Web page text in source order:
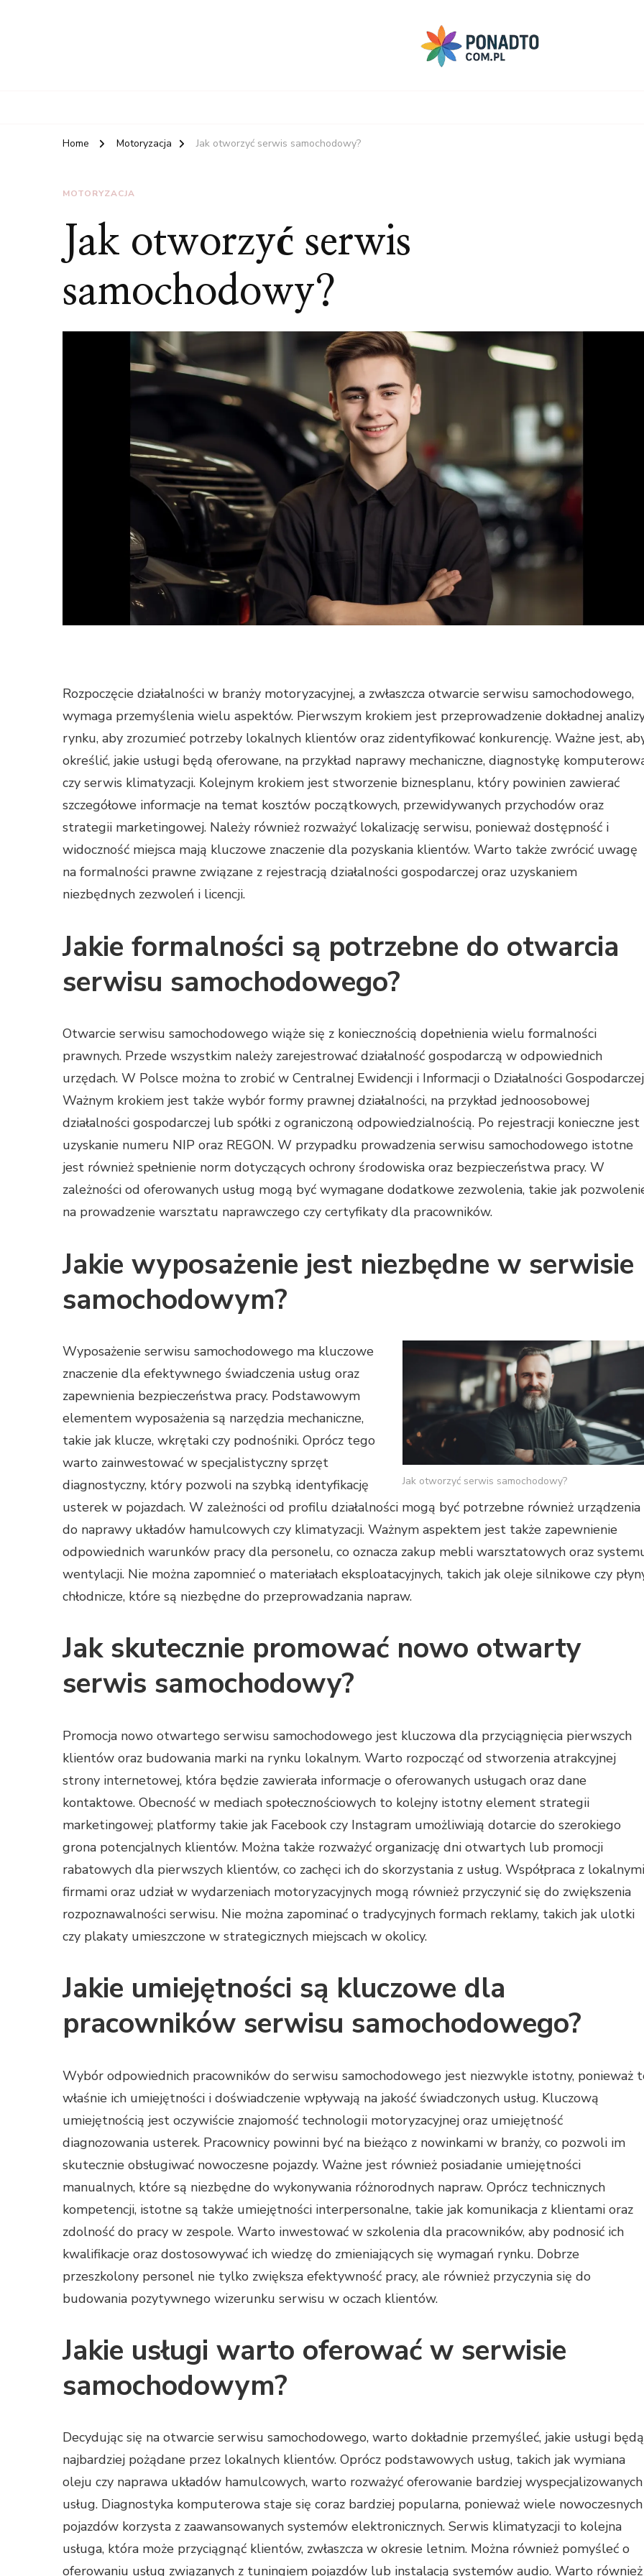
Home Motoryzacja Jak otworzyć serwis samochodowy?
MOTORYZACJA
Jak otworzyć serwis
samochodowy?
Rozpoczęcie działalności w branży motoryzacyjnej, a zwłaszcza otwarcie serwisu samochodowego,
wymaga przemyślenia wielu aspektów. Pierwszym krokiem jest przeprowadzenie dokładnej
rynku, aby zrozumieć potrzeby lokalnych klientów oraz zidentyfikować konkurencję. Ważne jest,
określić, jakie usługi będą oferowane, na przykład naprawy mechaniczne, diagnostykę
czy serwis klimatyzacji. Kolejnym krokiem jest stworzenie biznesplanu, który powinien zawierać
szczegółowe informacje na temat kosztów początkowych, przewidywanych przychodów oraz
strategii marketingowej. Należy również rozważyć lokalizację serwisu, ponieważ dostępność i
widoczność miejsca mają kluczowe znaczenie dla pozyskania klientów. Warto także zwrócić uwagę
na formalności prawne związane z rejestracją działalności gospodarczej oraz uzyskaniem
niezbędnych zezwoleń i licencji.
Jakie formalności są potrzebne do otwarcia
serwisu samochodowego?
Otwarcie serwisu samochodowego wiąże się z koniecznością dopełnienia wielu formalności
prawnych. Przede wszystkim należy zarejestrować działalność gospodarczą w odpowiednich
urzędach. W Polsce można to zrobić w Centralnej Ewidencji i Informacji o Działalności
Ważnym krokiem jest także wybór formy prawnej działalności, na przykład jednoosobowej
działalności gospodarczej lub spółki z ograniczoną odpowiedzialnością. Po rejestracji konieczne jest
uzyskanie numeru NIP oraz REGON. W przypadku prowadzenia serwisu samochodowego istotne
jest również spełnienie norm dotyczących ochrony środowiska oraz bezpieczeństwa pracy. W
zależności od oferowanych usług mogą być wymagane dodatkowe zezwolenia, takie jak
na prowadzenie warsztatu naprawczego czy certyfikaty dla pracowników.
Jakie wyposażenie jest niezbędne w serwisie
samochodowym?
Jak otworzyć serwis samochodowy?
Wyposażenie serwisu samochodowego ma kluczowe
znaczenie dla efektywnego świadczenia usług oraz
zapewnienia bezpieczeństwa pracy. Podstawowym
elementem wyposażenia są narzędzia mechaniczne,
takie jak klucze, wkrętaki czy podnośniki. Oprócz tego
warto zainwestować w specjalistyczny sprzęt
diagnostyczny, który pozwoli na szybką identyfikację
usterek w pojazdach. W zależności od profilu działalności mogą być potrzebne również urządzenia
do naprawy układów hamulcowych czy klimatyzacji. Ważnym aspektem jest także zapewnienie
odpowiednich warunków pracy dla personelu, co oznacza zakup mebli warsztatowych oraz
wentylacji. Nie można zapomnieć o materiałach eksploatacyjnych, takich jak oleje silnikowe czy
chłodnicze, które są niezbędne do przeprowadzania napraw.
Jak skutecznie promować nowo otwarty
serwis samochodowy?
Promocja nowo otwartego serwisu samochodowego jest kluczowa dla przyciągnięcia pierwszych
klientów oraz budowania marki na rynku lokalnym. Warto rozpocząć od stworzenia atrakcyjnej
strony internetowej, która będzie zawierała informacje o oferowanych usługach oraz dane
kontaktowe. Obecność w mediach społecznościowych to kolejny istotny element strategii
marketingowej; platformy takie jak Facebook czy Instagram umożliwiają dotarcie do szerokiego
grona potencjalnych klientów. Można także rozważyć organizację dni otwartych lub promocji
rabatowych dla pierwszych klientów, co zachęci ich do skorzystania z usług. Współpraca z lokalnymi
firmami oraz udział w wydarzeniach motoryzacyjnych mogą również przyczynić się do zwiększenia
rozpoznawalności serwisu. Nie można zapominać o tradycyjnych formach reklamy, takich jak ulotki
czy plakaty umieszczone w strategicznych miejscach w okolicy.
Jakie umiejętności są kluczowe dla
pracowników serwisu samochodowego?
Wybór odpowiednich pracowników do serwisu samochodowego jest niezwykle istotny, ponieważ
właśnie ich umiejętności i doświadczenie wpływają na jakość świadczonych usług. Kluczową
umiejętnością jest oczywiście znajomość technologii motoryzacyjnej oraz umiejętność
diagnozowania usterek. Pracownicy powinni być na bieżąco z nowinkami w branży, co pozwoli im
skutecznie obsługiwać nowoczesne pojazdy. Ważne jest również posiadanie umiejętności
manualnych, które są niezbędne do wykonywania różnorodnych napraw. Oprócz technicznych
kompetencji, istotne są także umiejętności interpersonalne, takie jak komunikacja z klientami oraz
zdolność do pracy w zespole. Warto inwestować w szkolenia dla pracowników, aby podnosić ich
kwalifikacje oraz dostosowywać ich wiedzę do zmieniających się wymagań rynku. Dobrze
przeszkolony personel nie tylko zwiększa efektywność pracy, ale również przyczynia się do
budowania pozytywnego wizerunku serwisu w oczach klientów.
Jakie usługi warto oferować w serwisie
samochodowym?
Decydując się na otwarcie serwisu samochodowego, warto dokładnie przemyśleć, jakie usługi będą
najbardziej pożądane przez lokalnych klientów. Oprócz podstawowych usług, takich jak wymiana
oleju czy naprawa układów hamulcowych, warto rozważyć oferowanie bardziej wyspecjalizowanych
usług. Diagnostyka komputerowa staje się coraz bardziej popularna, ponieważ wiele nowoczesnych
pojazdów korzysta z zaawansowanych systemów elektronicznych. Serwis klimatyzacji to kolejna
usługa, która może przyciągnąć klientów, zwłaszcza w okresie letnim. Można również pomyśleć o
oferowaniu usług związanych z tuningiem pojazdów lub instalacją systemów audio. Warto również